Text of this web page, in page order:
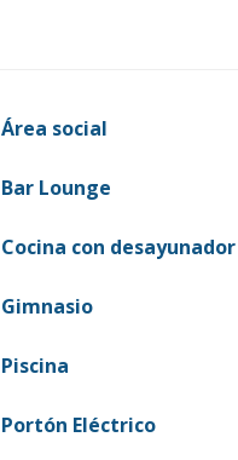
Área social
Bar Lounge
Cocina con desayunador
Gimnasio
Piscina
Portón Eléctrico